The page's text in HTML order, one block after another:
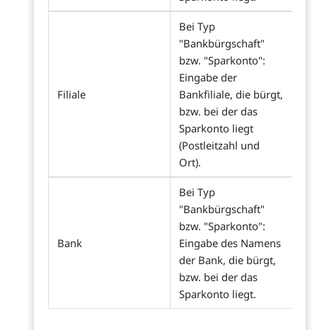
Filiale
Bei Typ
"Bankbürgschaft"
bzw. "Sparkonto":
Eingabe der
Bankfiliale, die bürgt,
bzw. bei der das
Sparkonto liegt
(Postleitzahl und
Ort).
Bank
Bei Typ
"Bankbürgschaft"
bzw. "Sparkonto":
Eingabe des Namens
der Bank, die bürgt,
bzw. bei der das
Sparkonto liegt.